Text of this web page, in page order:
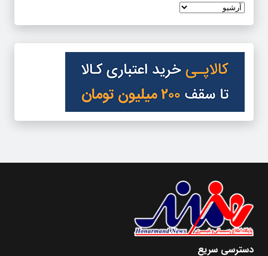
دسترسی سریع